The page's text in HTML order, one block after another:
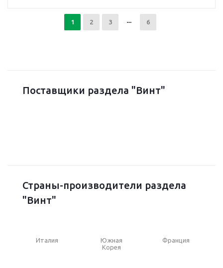
1 2 3 6
Поставщики раздела "Винт"
Страны-производители раздела
"Винт"
Италия
Южная
Корея
Франция